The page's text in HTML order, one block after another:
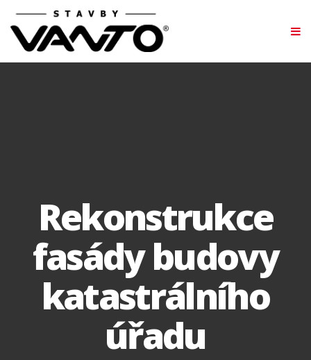
Rekonstrukce
fasády budovy
katastrálního
úřadu